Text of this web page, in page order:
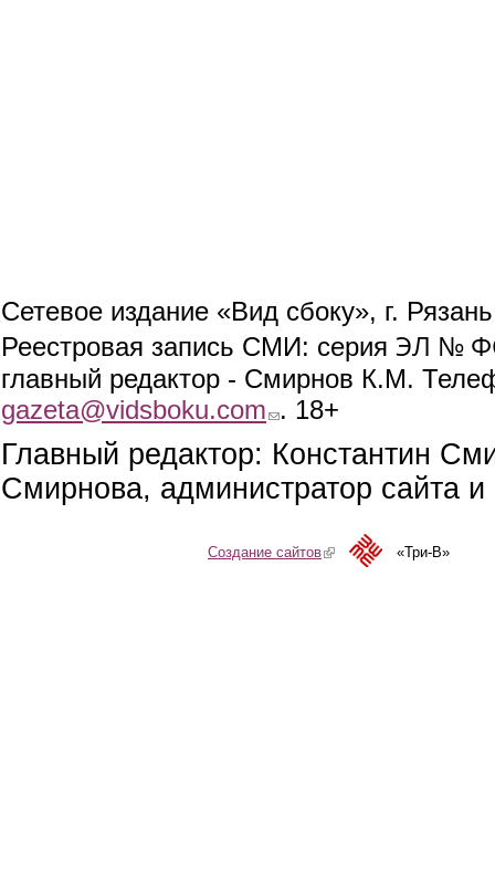
Сетевое издание «Вид сбоку», г.
Реестровая запись СМИ: серия ЭЛ №
главный редактор - Смирнов К.М.
gazeta@vidsboku.com (link sends e-mail)
. 18+
Главный редактор: Константин
Смирнова, администратор сайта
Создание сайтов(link is external)«Три-В»